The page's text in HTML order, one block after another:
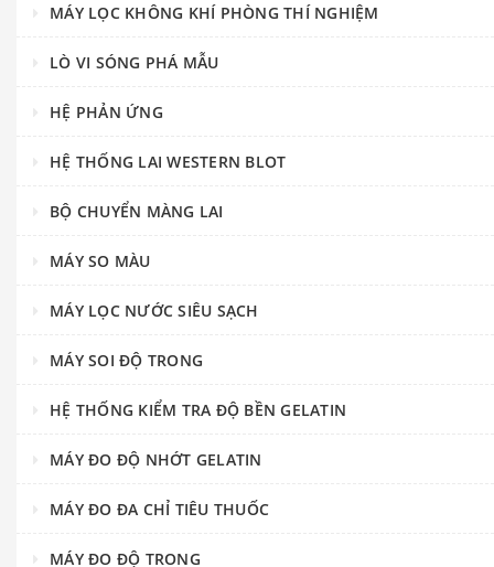
MÁY LỌC KHÔNG KHÍ PHÒNG THÍ NGHIỆM
LÒ VI SÓNG PHÁ MẪU
HỆ PHẢN ỨNG
HỆ THỐNG LAI WESTERN BLOT
BỘ CHUYỂN MÀNG LAI
MÁY SO MÀU
MÁY LỌC NƯỚC SIÊU SẠCH
MÁY SOI ĐỘ TRONG
HỆ THỐNG KIỂM TRA ĐỘ BỀN GELATIN
MÁY ĐO ĐỘ NHỚT GELATIN
MÁY ĐO ĐA CHỈ TIÊU THUỐC
MÁY ĐO ĐỘ TRONG